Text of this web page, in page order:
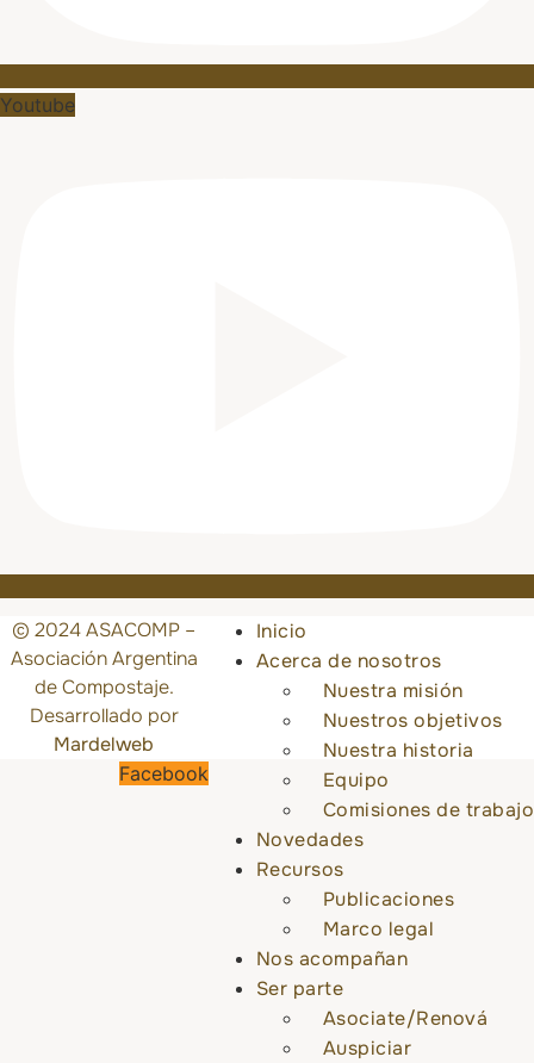
Youtube
Inicio
Acerca de nosotros
Nuestra misión
Nuestros objetivos
Nuestra historia
Equipo
Comisiones de trabajo
Novedades
Recursos
Publicaciones
Marco legal
Nos acompañan
Ser parte
Asociate/Renová
Auspiciar
© 2024 ASACOMP –
Asociación Argentina
de Compostaje.
Desarrollado por
Mardelweb
Facebook